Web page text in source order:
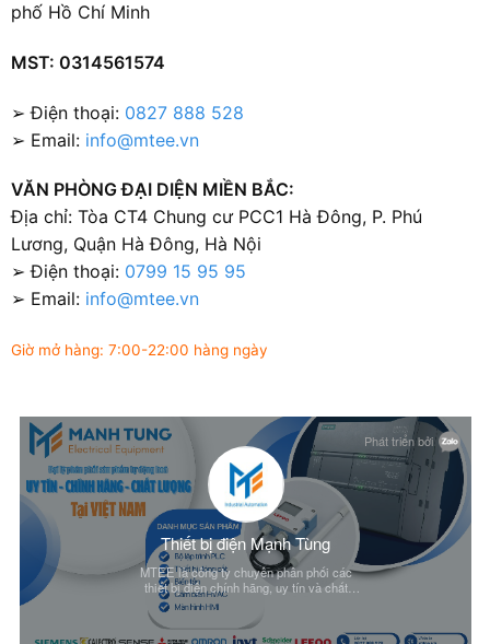
phố Hồ Chí Minh
MST: 0314561574
➢ Điện thoại: 0827 888 528
➢ Email: info@mtee.vn
VĂN PHÒNG ĐẠI DIỆN MIỀN BẮC:
Địa chỉ: Tòa CT4 Chung cư PCC1 Hà Đông, P. Phú
Lương, Quận Hà Đông, Hà Nội
➢ Điện thoại: 0799 15 95 95
➢ Email: info@mtee.vn
Giờ mở hàng: 7:00-22:00 hàng ngày